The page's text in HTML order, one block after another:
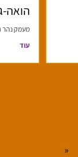
הואה-
מעמק נהר
עוד
»